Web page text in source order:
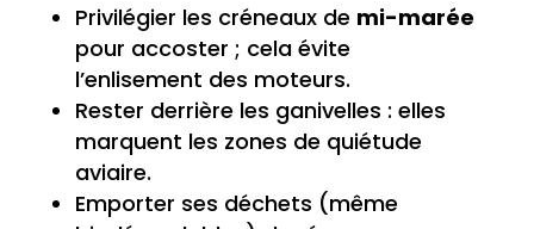
Privilégier les créneaux de mi-marée
pour accoster ; cela évite
l’enlisement des moteurs.
Rester derrière les ganivelles : elles
marquent les zones de quiétude
aviaire.
Emporter ses déchets (même